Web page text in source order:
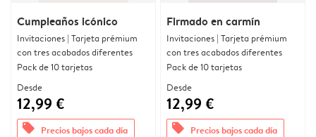
Cumpleaños icónico
Invitaciones | Tarjeta prémium
con tres acabados diferentes
Pack de 10 tarjetas
Desde
12,99 €
offers Precios bajos cada día
Firmado en carmín
Invitaciones | Tarjeta prémium
con tres acabados diferentes
Pack de 10 tarjetas
Desde
12,99 €
offers Precios bajos cada día